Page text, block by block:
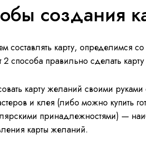
создания
составлять карту, определимся
2 способа правильно сделать
карту желаний своими
и клея (либо можно купить
принадлежностями) —
карты желаний.